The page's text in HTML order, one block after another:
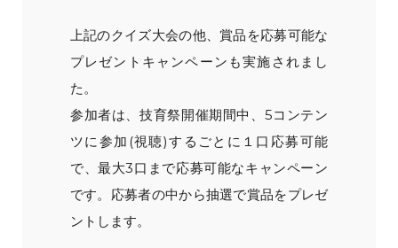
上記のクイズ大会の他、賞品を応募可能な
プレゼントキャンペーンも実施されまし
た。
参加者は、技育祭開催期間中、5コンテン
ツに参加(視聴)するごとに１口応募可能
で、最大3口まで応募可能なキャンペーン
です。応募者の中から抽選で賞品をプレゼ
ントします。